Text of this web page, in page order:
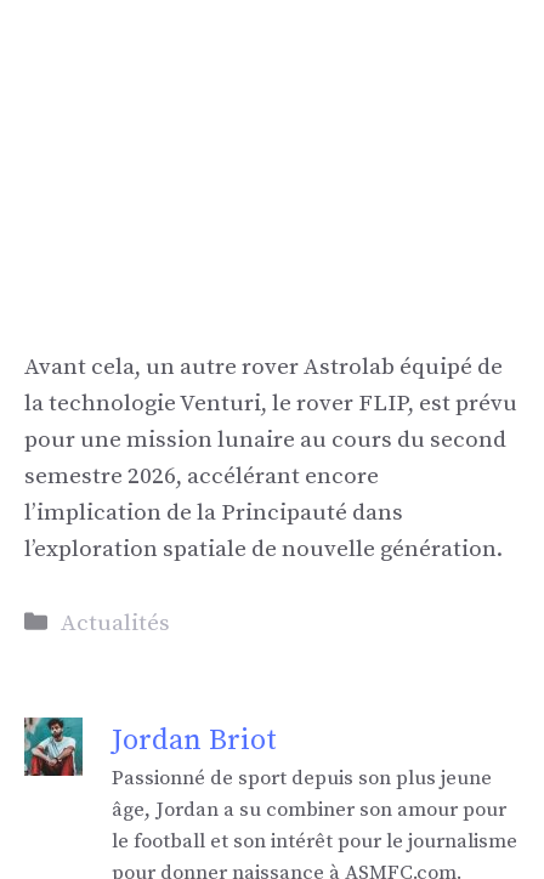
Avant cela, un autre rover Astrolab équipé de
la technologie Venturi, le rover FLIP, est prévu
pour une mission lunaire au cours du second
semestre 2026, accélérant encore
l’implication de la Principauté dans
l’exploration spatiale de nouvelle génération.
Catégories
Actualités
Jordan Briot
Passionné de sport depuis son plus jeune
âge, Jordan a su combiner son amour pour
le football et son intérêt pour le journalisme
pour donner naissance à ASMFC.com.